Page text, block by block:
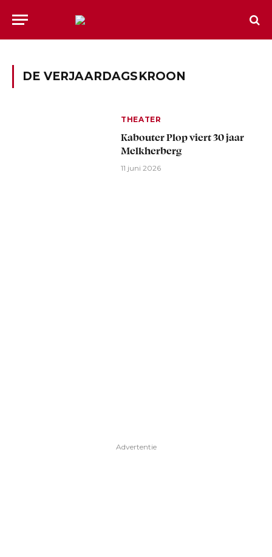
DE VERJAARDAGSKROON
THEATER
Kabouter Plop viert 30 jaar
Melkherberg
11 juni 2026
Advertentie